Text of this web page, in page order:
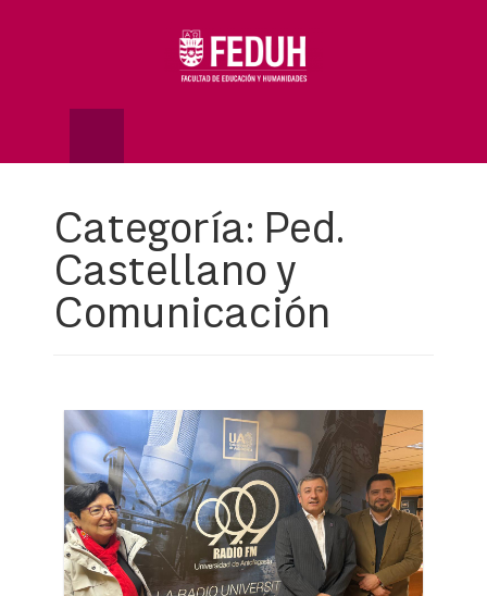
Categoría: Ped.
Castellano y
Comunicación